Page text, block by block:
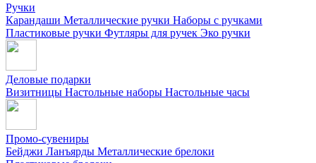
Ручки
Карандаши Металлические ручки Наборы с ручками
Пластиковые ручки Футляры для ручек Эко ручки
Деловые подарки
Визитницы Настольные наборы Настольные часы
Промо-сувениры
Бейджи Ланъярды Металлические брелоки